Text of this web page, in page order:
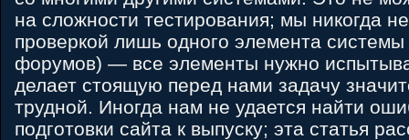
на сложности тестирования; мы никогда
проверкой лишь одного элемента
форумов) ― все элементы нужно
делает стоящую перед нами задачу
трудной. Иногда нам не удается найти
подготовки сайта к выпуску; эта статья